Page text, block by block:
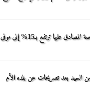
الاستثمارات الفلاحية الخاصة المصادق عليها ترتفع بـ15% إلى موفى
السيد بعد تصريحات عن بلده الأم